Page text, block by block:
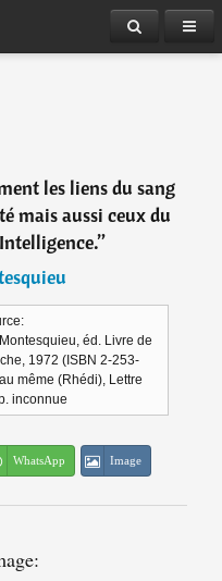
les liens du sang
mais aussi ceux du
”
éd. Livre de
1972 (ISBN 2-253-
même (Rhédi), Lettre
inconnue
WhatsApp Image